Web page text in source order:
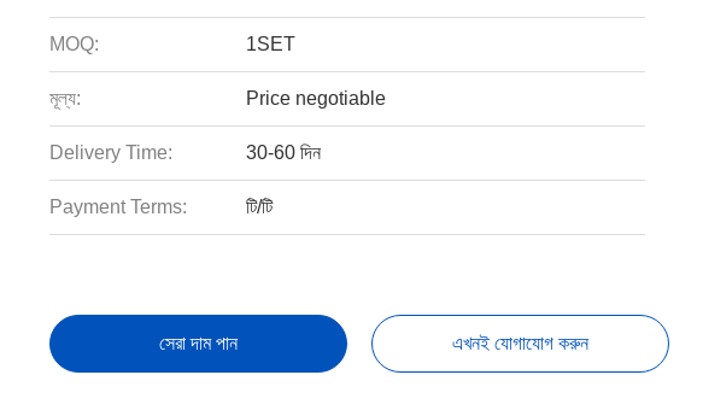
MOQ: 1SET
মূল্য: Price negotiable
Delivery Time: 30-60 দিন
Payment Terms: টি/টি
সেরা দাম পান এখনই যোগাযোগ করুন